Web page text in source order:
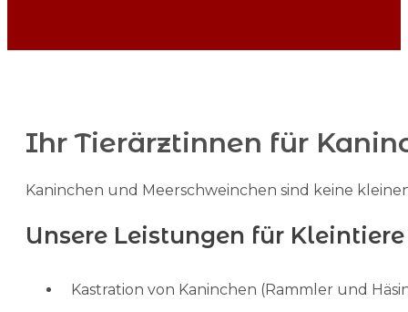
Ihr Tierärztinnen für
Kaninchen und Meerschweinchen sind keine
Unsere Leistungen für Kleintiere
Kastration von Kaninchen (Rammler und